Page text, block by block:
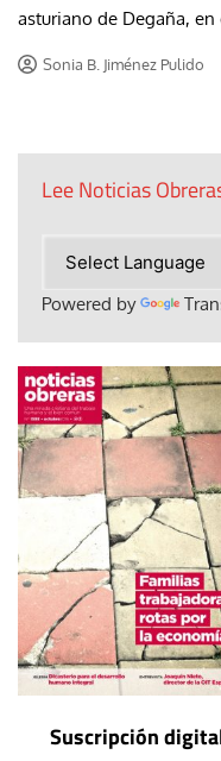
asturiano de Degaña, en
Sonia B. Jiménez Pulido
Lee Noticias
Powered by
Suscripción